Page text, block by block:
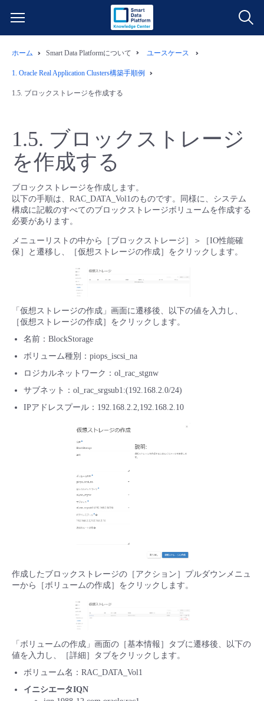
データ利活用
ネットワーク
IoT
モニタリング/監査
管理機能
すべてのメニューを見る
よくある質問
クラウド/サーバー
ネットワーク
IoT
サポート
すべてのメニューを見る
料金シミュレーター
データ利活用
クラウド/サーバー
モニタリング/監査
すべてのメニューを見る
ご利用開始ガイド
■ 管理機能
- 管理機能
■ セットアップガイド
- 初期設定・確認
- ユーザー機能の管理
- 登録情報の管理
- APIリファレンス
■ 基本構築ガイド
- クラウド / サーバー
- Flexible Remote Access
ユースケース
- バックアップ
- データと分析
- IoT
- マルチクラウド利用
- リモートワーク
故障/メンテナンス履歴
メンテナンス予定
定期メンテナンス
販売パートナー向けプログラム
協業パートナー
トレーニング/操作動画
脱炭素化
ホーム Smart Data Platformについて ユースケース
1. Oracle Real Application Clusters構築手順例
1.5. ブロックストレージを作成する
1.5. ブロックストレージ
を作成する
ブロックストレージを作成します。
以下の手順は、RAC_DATA_Vol1のものです。同様に、システム
構成に記載のすべてのブロックストレージボリュームを作成する
必要があります。
メニューリストの中から［ブロックストレージ］＞［IO性能確
保］と遷移し、［仮想ストレージの作成］をクリックします。
「仮想ストレージの作成」画面に遷移後、以下の値を入力し、
［仮想ストレージの作成］をクリックします。
名前：BlockStorage
ボリューム種別：piops_iscsi_na
ロジカルネットワーク：ol_rac_stgnw
サブネット：ol_rac_srgsub1:(192.168.2.0/24)
IPアドレスプール：192.168.2.2,192.168.2.10
作成したブロックストレージの［アクション］プルダウンメニュ
ーから［ボリュームの作成］をクリックします。
「ボリュームの作成」画面の［基本情報］タブに遷移後、以下の
値を入力し、［詳細］タブをクリックします。
ボリューム名：RAC_DATA_Vol1
イニシエータIQN